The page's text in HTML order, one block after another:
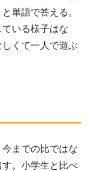
単語で答える。
いる様子はな
くて一人で遊ぶ
までの比ではな
。小学生と比べ